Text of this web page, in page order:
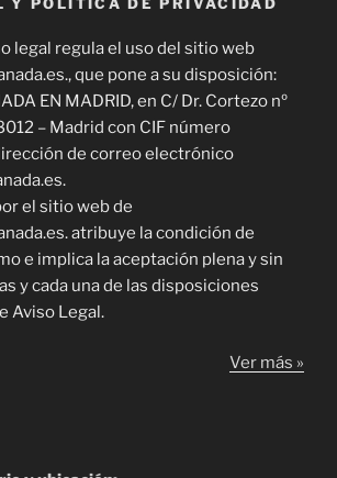
legal regula el uso del sitio web
que pone a su disposición:
EN MADRID, en C/ Dr. Cortezo nº
– Madrid con CIF número
de correo electrónico
el sitio web de
atribuye la condición de
e implica la aceptación plena y sin
y cada una de las disposiciones
Aviso Legal.
Ver más »